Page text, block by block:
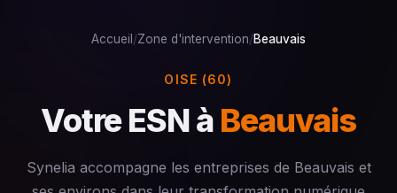
Accueil /Zone d'intervention/Beauvais
OISE (60)
Votre ESN à Beauvais
Synelia accompagne les entreprises de Beauvais et